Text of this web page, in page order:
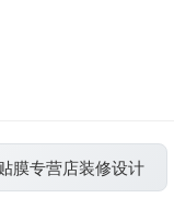
膜专营店装修设计